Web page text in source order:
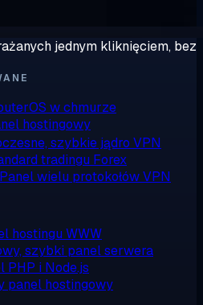
jednym kliknięciem, bez
w chmurze
hostingowy
szybkie jądro VPN
tradingu Forex
Panel wielu protokołów VPN
hostingu WWW
szybki panel serwera
PHP i Node.js
panel hostingowy